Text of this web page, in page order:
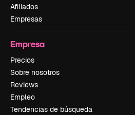
Afiliados
Empresas
Empresa
Precios
Sobre nosotros
Reviews
Empleo
Tendencias de búsqueda